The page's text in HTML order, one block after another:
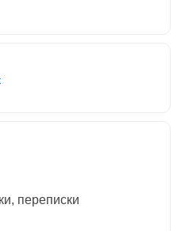
переписки